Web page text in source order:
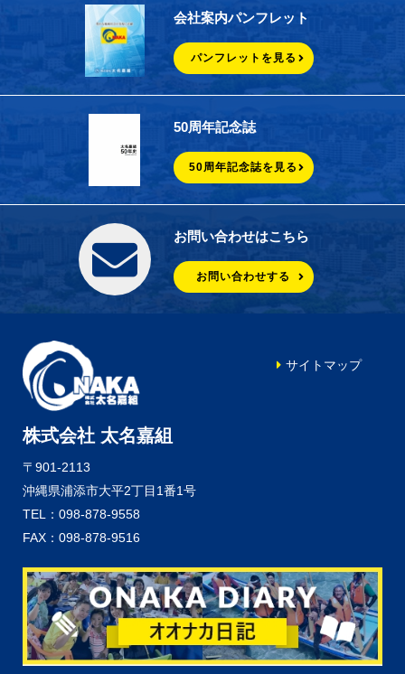
会社案内パンフレット
パンフレットを見る
50周年記念誌
50周年記念誌を見る
お問い合わせはこちら
お問い合わせする
株式会社 太名嘉組
〒901-2113
沖縄県浦添市大平2丁目1番1号
TEL：098-878-9558
FAX：098-878-9516
サイトマップ